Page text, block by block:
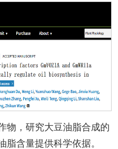
物，研究大豆油脂合成的
脂含量提供科学依据。